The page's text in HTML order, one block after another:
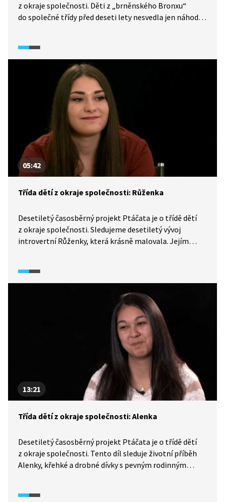
z okraje společnosti. Děti z „brněnského Bronxu“
do společné třídy před deseti lety nesvedla jen náhoda.
dětí v průběhu posledních deseti let. Všichni stojí
na prahu dospělosti a jejich budoucnost je otevřená.
Jak se jim daří, jaké jsou jejich možnosti a jak se svým
potenciálem naloží? A co Ptáčata přinesla svým
pedagogům?
05:42
Třída dětí z okraje společnosti: Růženka
Desetiletý časosběrný projekt Ptáčata je o třídě dětí
z okraje společnosti. Sledujeme desetiletý vývoj
introvertní Růženky, která krásně malovala. Jejím
13:21
Třída dětí z okraje společnosti: Alenka
Desetiletý časosběrný projekt Ptáčata je o třídě dětí
z okraje společnosti. Tento díl sleduje životní příběh
Alenky, křehké a drobné dívky s pevným rodinným
A jak se jí daří dnes? Dostála svému snu a stala se z ní